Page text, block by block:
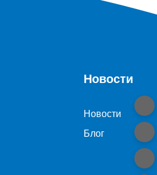
Новости
Новости
Блог